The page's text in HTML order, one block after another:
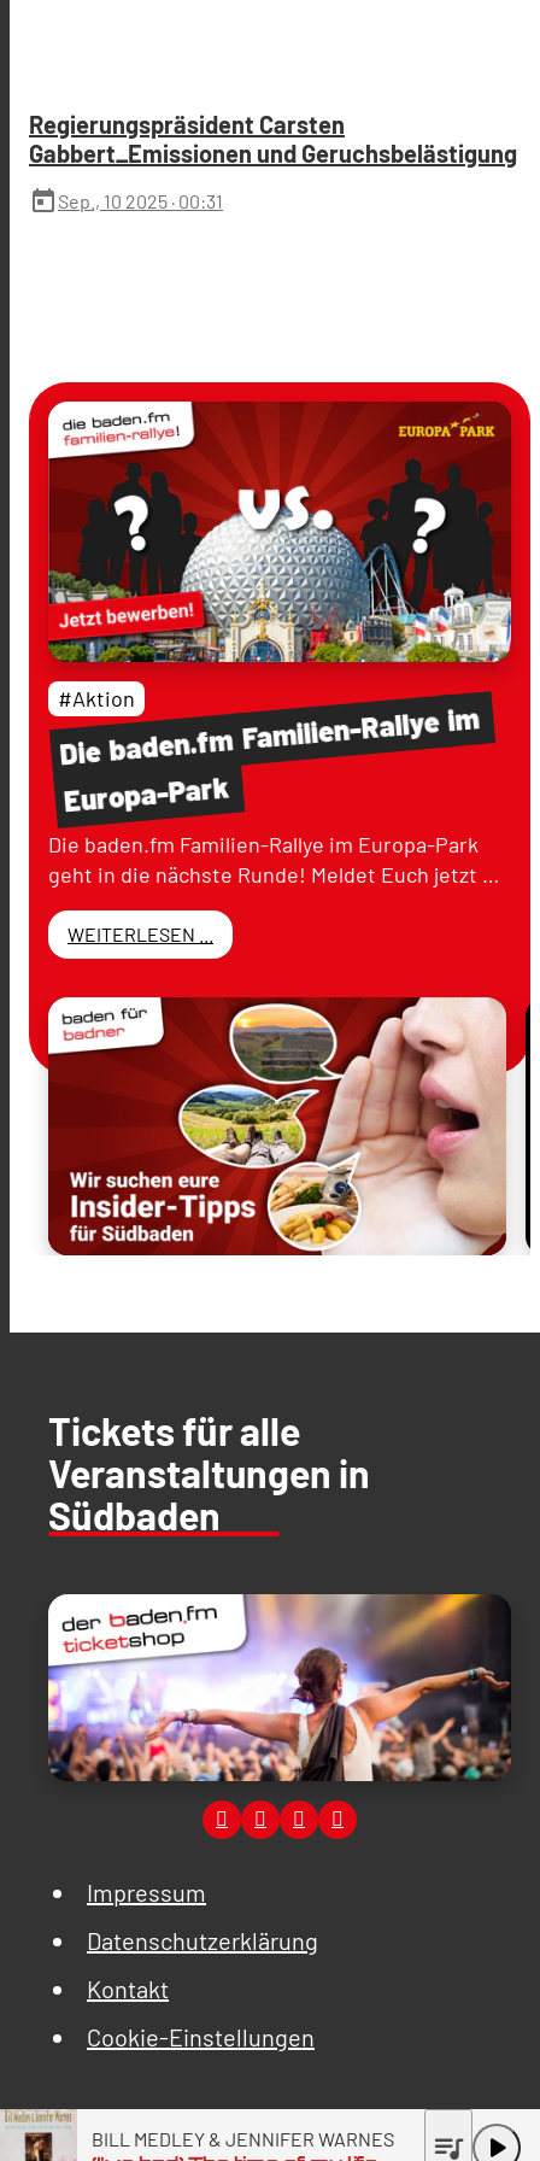
Regierungspräsident Carsten
Gabbert_Emissionen und Geruchsbelästigung
today Sep., 10 2025 · 00:31
Diebaden.fmFamilien-Rallyeim
Europa-Park
#Aktion
Die baden.fm Familien-Rallye im Europa-Park
geht in die nächste Runde! Meldet Euch jetzt …
WEITERLESEN ...
Tickets für alle
Veranstaltungen in
Südbaden
Impressum
Datenschutzerklärung
Kontakt
Cookie-Einstellungen
BILL MEDLEY & JENNIFER WARNES play_arrow
queue_music